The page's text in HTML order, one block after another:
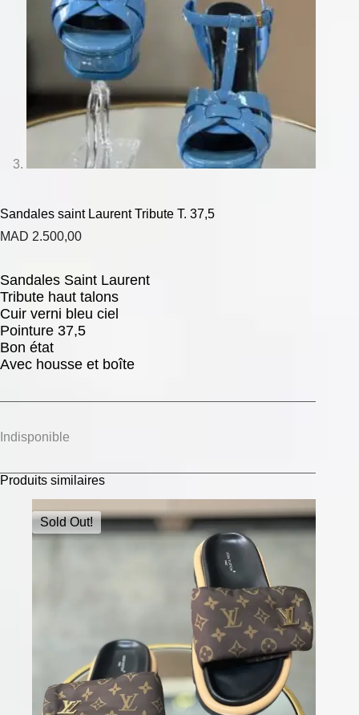
Sandales saint Laurent Tribute T. 37,5
MAD 2.500,00
Sandales Saint Laurent
Tribute haut talons
Cuir verni bleu ciel
Pointure 37,5
Bon état
Avec housse et boîte
Indisponible
Produits similaires
Sold Out!